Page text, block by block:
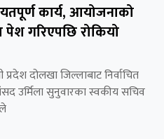
कार्य, आयोजनाको
पेश गरिएपछि रोकियो
दोलखा जिल्लाबाट निर्वाचित
उर्मिला सुनुवारका स्वकीय सचिव